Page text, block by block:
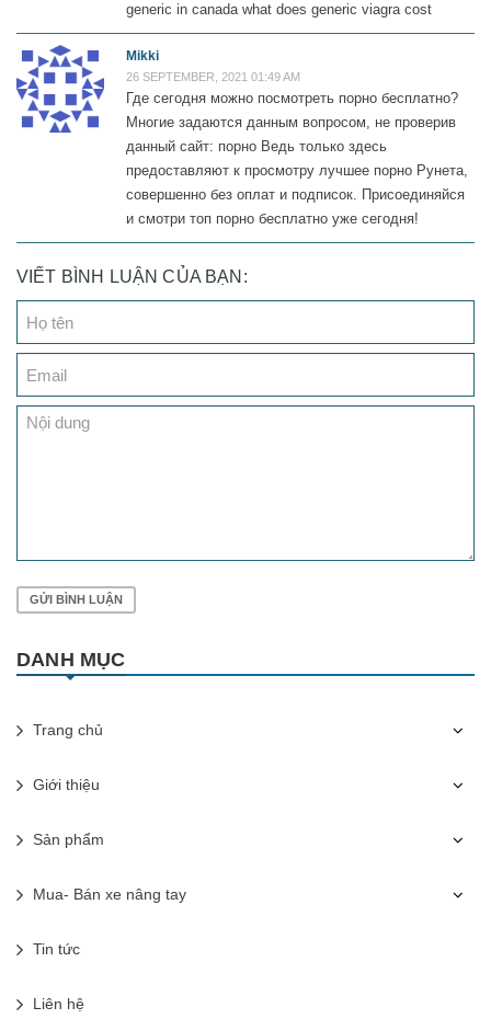
generic in canada what does generic viagra cost
Mikki
26 SEPTEMBER, 2021 01:49 AM
Где сегодня можно посмотреть порно бесплатно?
Многие задаются данным вопросом, не проверив
данный сайт: порно Ведь только здесь
предоставляют к просмотру лучшее порно Рунета,
совершенно без оплат и подписок. Присоединяйся
и смотри топ порно бесплатно уже сегодня!
VIẾT BÌNH LUẬN CỦA BẠN:
GỬI BÌNH LUẬN
DANH MỤC
Trang chủ
Giới thiệu
Sản phẩm
Mua- Bán xe nâng tay
Tin tức
Liên hệ